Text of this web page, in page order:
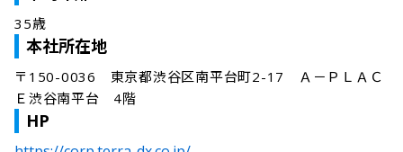
35歳
本社所在地
〒150-0036　東京都渋谷区南平台町2-17　Ａ－ＰＬＡＣ
Ｅ渋谷南平台　4階
HP